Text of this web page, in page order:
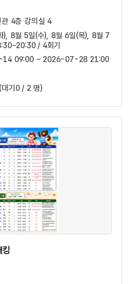
관 4층 강의실 4
), 8월 5일(수), 8월 6일(목), 8월 7
/ 4회기
09:00 ~ 2026-07-28 21:00
(대기0 / 2 명)